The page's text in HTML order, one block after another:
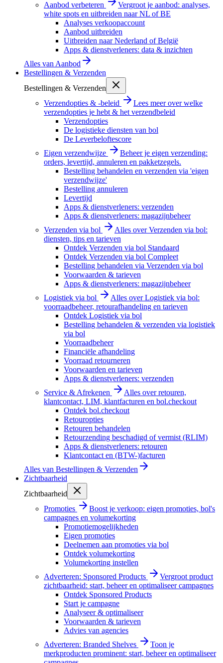
Aanbod verbeteren
Vergroot je aanbod: analyses,
white spots en uitbreiden naar NL of BE
Analyses verkoopaccount
Aanbod uitbreiden
Uitbreiden naar Nederland of België
Apps & dienstverleners: data & inzichten
Alles van Aanbod
Bestellingen & Verzenden
Bestellingen & Verzenden
Verzendopties & -beleid
Lees meer over welke
verzendopties je hebt & het verzendbeleid
Verzendopties
De logistieke diensten van bol
De Leverbeloftescore
Eigen verzendwijze
Beheer je eigen verzending:
orders, levertijd, annuleren en pakketzegels.
Bestelling behandelen en verzenden via 'eigen
verzendwijze'
Bestelling annuleren
Levertijd
Apps & dienstverleners: verzenden
Apps & dienstverleners: magazijnbeheer
Verzenden via bol
Alles over Verzenden via bol:
diensten, tips en tarieven
Ontdek Verzenden via bol Standaard
Ontdek Verzenden via bol Compleet
Bestelling behandelen via Verzenden via bol
Voorwaarden & tarieven
Apps & dienstverleners: magazijnbeheer
Logistiek via bol
Alles over Logistiek via bol:
voorraadbeheer, retourafhandeling en tarieven
Ontdek Logistiek via bol
Bestelling behandelen & verzenden via logistiek
via bol
Voorraadbeheer
Financiële afhandeling
Voorraad retourneren
Voorwaarden en tarieven
Apps & dienstverleners: verzenden
Service & Afrekenen
Alles over retouren,
klantcontact, LIM, klantfacturen en bol.checkout
Ontdek bol.checkout
Retouropties
Retouren behandelen
Retourzending beschadigd of vermist (RLIM)
Apps & dienstverleners: retouren
Klantcontact en (BTW-)facturen
Alles van Bestellingen & Verzenden
Zichtbaarheid
Zichtbaarheid
Promoties
Boost je verkoop: eigen promoties, bol's
campagnes en volumekorting
Promotiemogelijkheden
Eigen promoties
Deelnemen aan promoties via bol
Ontdek volumekorting
Volumekorting instellen
Adverteren: Sponsored Products
Vergroot product
zichtbaarheid: start, beheer en optimaliseer campagnes
Ontdek Sponsored Products
Start je campagne
Analyseer & optimaliseer
Voorwaarden & tarieven
Advies van agencies
Adverteren: Branded Shelves
Toon je
merkproducten prominent: start, beheer en optimaliseer